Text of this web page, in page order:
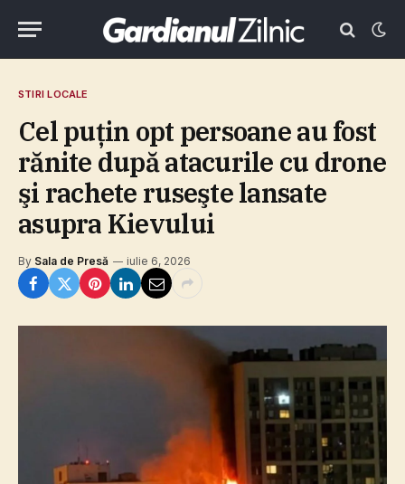
STIRI LOCALE
Cel puţin opt persoane au fost
rănite după atacurile cu drone
şi rachete ruseşte lansate
asupra Kievului
By Sala de Presă iulie 6, 2026